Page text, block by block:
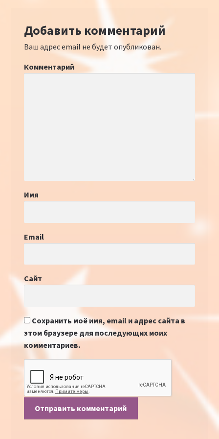
Добавить комментарий
Ваш адрес email не будет опубликован.
Комментарий
Имя
Email
Сайт
Сохранить моё имя, email и адрес сайта в
этом браузере для последующих моих
комментариев.